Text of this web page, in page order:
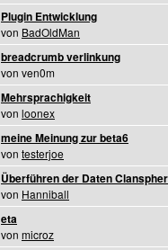
Plugin Entwicklung
von BadOldMan
breadcrumb verlinkung
von ven0m
Mehrsprachigkeit
von loonex
meine Meinung zur beta6
von testerjoe
Überführen der Daten
von Hanniball
eta
von microz